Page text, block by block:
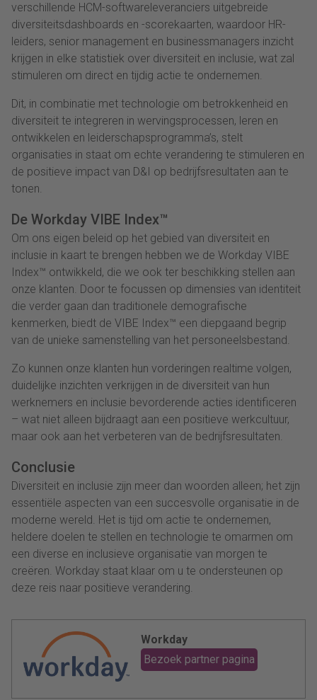
verschillende HCM-softwareleveranciers uitgebreide
diversiteitsdashboards en -scorekaarten, waardoor HR-
leiders, senior management en businessmanagers inzicht
krijgen in elke statistiek over diversiteit en inclusie, wat zal
stimuleren om direct en tijdig actie te ondernemen.
Dit, in combinatie met technologie om betrokkenheid en
diversiteit te integreren in wervingsprocessen, leren en
ontwikkelen en leiderschapsprogramma’s, stelt
organisaties in staat om echte verandering te stimuleren en
de positieve impact van D&I op bedrijfsresultaten aan te
tonen.
De Workday VIBE Index™
Om ons eigen beleid op het gebied van diversiteit en
inclusie in kaart te brengen hebben we de Workday VIBE
Index™ ontwikkeld, die we ook ter beschikking stellen aan
onze klanten. Door te focussen op dimensies van identiteit
die verder gaan dan traditionele demografische
kenmerken, biedt de VIBE Index™ een diepgaand begrip
van de unieke samenstelling van het personeelsbestand.
Zo kunnen onze klanten hun vorderingen realtime volgen,
duidelijke inzichten verkrijgen in de diversiteit van hun
werknemers en inclusie bevorderende acties identificeren
– wat niet alleen bijdraagt aan een positieve werkcultuur,
maar ook aan het verbeteren van de bedrijfsresultaten.
Conclusie
Diversiteit en inclusie zijn meer dan woorden alleen; het zijn
essentiële aspecten van een succesvolle organisatie in de
moderne wereld. Het is tijd om actie te ondernemen,
heldere doelen te stellen en technologie te omarmen om
een diverse en inclusieve organisatie van morgen te
creëren. Workday staat klaar om u te ondersteunen op
deze reis naar positieve verandering.
Workday
Bezoek partner pagina